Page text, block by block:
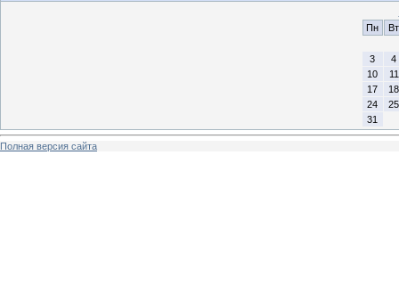
Пн
Вт
3
4
10
11
17
18
24
25
31
Полная версия сайта